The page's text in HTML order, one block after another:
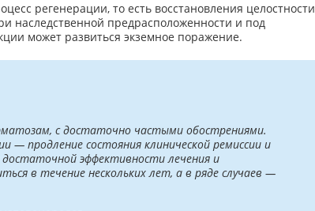
регенерации, то есть восстановления целостности
наследственной предрасположенности и под
может развиться экземное поражение.
с достаточно частыми обострениями.
продление состояния клинической ремиссии и
эффективности лечения и
в течение нескольких лет, а в ряде случаев —